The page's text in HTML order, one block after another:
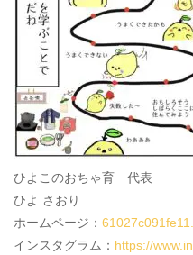
ひよこのおちゃ育 代表
ひよ さおり
ホームページ：
インスタグラム： https://